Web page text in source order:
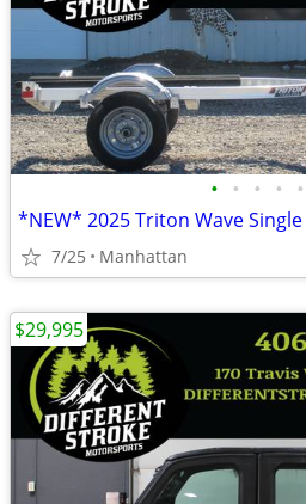
• • • • •
7/25 Manhattan
$29,995